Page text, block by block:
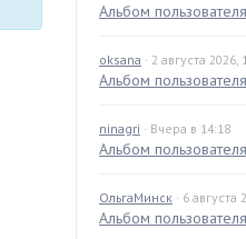
Альбом
oksana · 2 августа 2026,
Альбом
ninagri · Вчера в 14:18
Альбом
ОльгаМинск · 6 августа
Альбом